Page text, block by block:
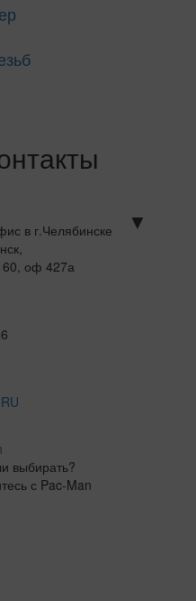
▼
в г.Челябинске
оф 427а
выбирать?
с Pac-Man